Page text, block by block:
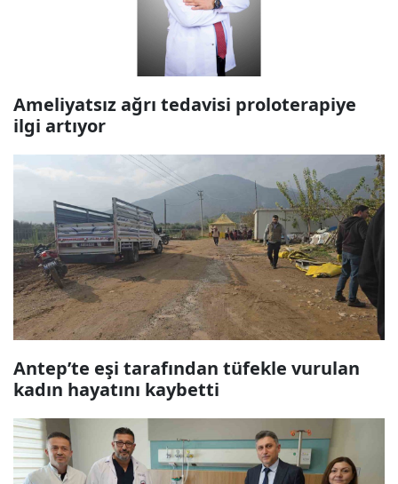
Ameliyatsız ağrı tedavisi proloterapiye
ilgi artıyor
Antep’te eşi tarafından tüfekle vurulan
kadın hayatını kaybetti